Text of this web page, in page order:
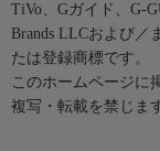
TiVo、Gガイド、G-
Brands LLCおよび／
たは登録商標です。
このホームページに
複写・転載を禁じま